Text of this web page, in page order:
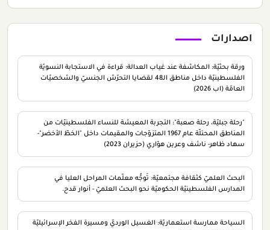
اصدارات
ورقة بحثيّة: المكاشفة عند غياب العدالة: قراءة في الاستجابة النسويّة
الفلسطينيّة داخل مناطق الـ48 لقضايا التحرّش الجنسيّ والشخصيّات
العامّة (اب 2026)
"رحلة جبليّة، رحلة صعبة": التجربة المعيشة للنساء الفلسطينيّات من
المناطق المحتلّة عام 1967 المتزوّجات والمقيمات داخل "الخطّ الأخضر"-
سهاد ظاهر- ناشف وعرين هوّاري (حزيران 2023)
البحث العلميّ كثقافة مجتمعيّة: تَوجُّه معلّمات المراحل العليا في
المدارس الفلسطينيّة الحكوميّة نحو البحث العلميّ - أنوار قدح.
السياحة ممارسة استعماريّة: الغسيل الورديّ ومسيرة الفخر الإسرائيليّة